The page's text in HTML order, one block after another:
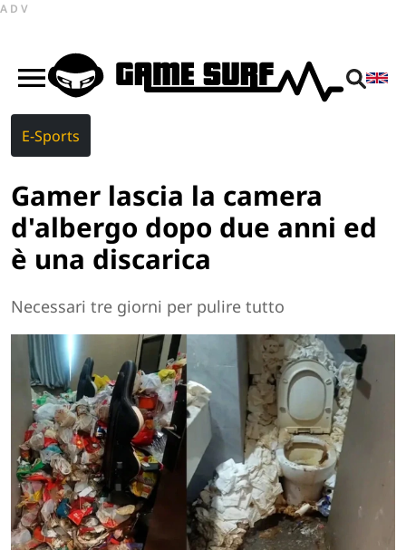
ADV
E-Sports
Gamer lascia la camera
d'albergo dopo due anni ed
è una discarica
Necessari tre giorni per pulire tutto